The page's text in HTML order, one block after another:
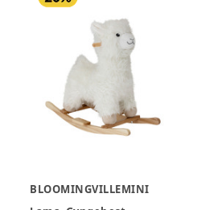
BLOOMINGVILLEMINI